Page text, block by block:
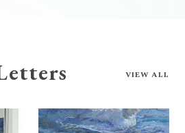
VIEW ALL